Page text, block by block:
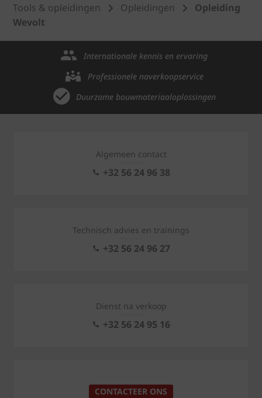
Tools & opleidingen Opleidingen
Opleiding
Wevolt
Internationale kennis en ervaring
Professionele naverkoopservice
Duurzame bouwmateriaaloplossingen
Algemeen contact
+32 56 24 96 38
Technisch advies en trainings
+32 56 24 96 27
Dienst na verkoop
+32 56 24 95 16
CONTACTEER ONS